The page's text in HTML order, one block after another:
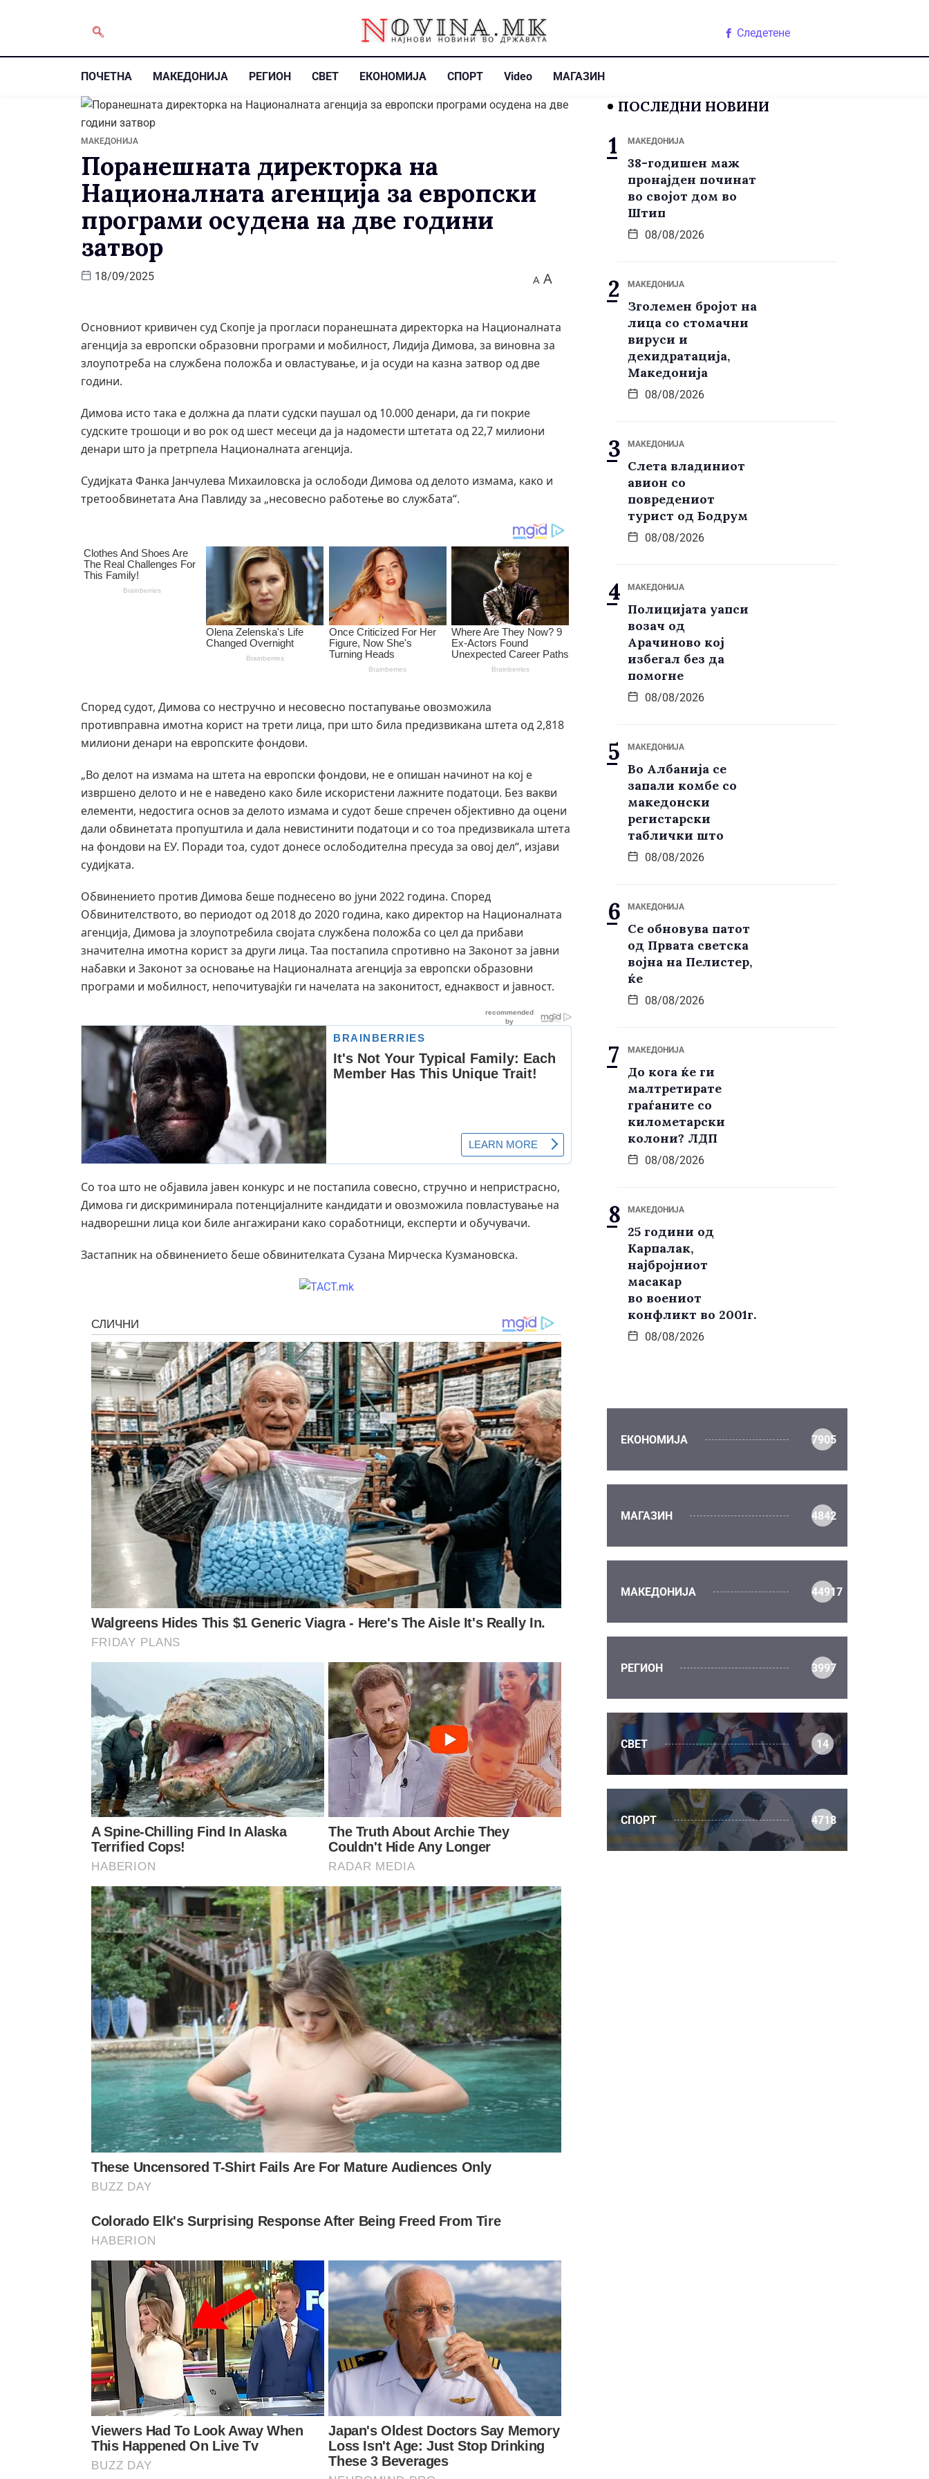
Следетене
ПОЧЕТНА МАКЕДОНИЈА РЕГИОН СВЕТ ЕКОНОМИЈА СПОРТ Video МАГАЗИН
МАКЕДОНИЈА
Поранешната директорка на
Националната агенција за европски
програми осудена на две години
затвор
18/09/2025 A A
Основниот кривичен суд Скопје ја прогласи поранешната директорка на Националната
агенција за европски образовни програми и мобилност, Лидија Димова, за виновна за
злоупотреба на службена положба и овластување, и ја осуди на казна затвор од две
години.
Димова исто така е должна да плати судски паушал од 10.000 денари, да ги покрие
судските трошоци и во рок од шест месеци да ја надомести штетата од 22,7 милиони
денари што ја претрпела Националната агенција.
Судијката Фанка Јанчулева Михаиловска ја ослободи Димова од делото измама, како и
третообвинетата Ана Павлиду за „несовесно работење во службата“.
Според судот, Димова со нестручно и несовесно постапување овозможила
противправна имотна корист на трети лица, при што била предизвикана штета од 2,818
милиони денари на европските фондови.
„Во делот на измама на штета на европски фондови, не е опишан начинот на кој е
извршено делото и не е наведено како биле искористени лажните податоци. Без вакви
елементи, недостига основ за делото измама и судот беше спречен објективно да оцени
дали обвинетата пропуштила и дала невистинити податоци и со тоа предизвикала штета
на фондови на ЕУ. Поради тоа, судот донесе ослободителна пресуда за овој дел“, изјави
судијката.
Обвинението против Димова беше поднесено во јуни 2022 година. Според
Обвинителството, во периодот од 2018 до 2020 година, како директор на Националната
агенција, Димова ја злоупотребила својата службена положба со цел да прибави
значителна имотна корист за други лица. Таа постапила спротивно на Законот за јавни
набавки и Законот за основање на Националната агенција за европски образовни
програми и мобилност, непочитувајќи ги начелата на законитост, еднаквост и јавност.
Со тоа што не објавила јавен конкурс и не постапила совесно, стручно и непристрасно,
Димова ги дискриминирала потенцијалните кандидати и овозможила повластување на
надворешни лица кои биле ангажирани како соработници, експерти и обучувачи.
Застапник на обвинението беше обвинителката Сузана Мирческа Кузмановска.
ПОСЛЕДНИ НОВИНИ
МАКЕДОНИЈА
38-годишен маж
пронајден починат
во својот дом во
Штип
08/08/2026
МАКЕДОНИЈА
Зголемен бројот на
лица со стомачни
вируси и
дехидратација,
Македонија
08/08/2026
МАКЕДОНИЈА
Слета владиниот
авион со
повредениот
турист од Бодрум
08/08/2026
МАКЕДОНИЈА
Полицијата уапси
возач од
Арачиново кој
избегал без да
помогне
08/08/2026
МАКЕДОНИЈА
Во Албанија се
запали комбе со
македонски
регистарски
таблички што
08/08/2026
МАКЕДОНИЈА
Се обновува патот
од Првата светска
војна на Пелистер,
ќе
08/08/2026
МАКЕДОНИЈА
До кога ќе ги
малтретирате
граѓаните со
километарски
колони? ЛДП
08/08/2026
МАКЕДОНИЈА
25 години од
Карпалак,
најбројниот
масакар
во воениот
конфликт во 2001г.
08/08/2026
ЕКОНОМИЈА 7905
МАГАЗИН 4842
МАКЕДОНИЈА 44917
РЕГИОН 3997
СВЕТ 14
СПОРТ 4718